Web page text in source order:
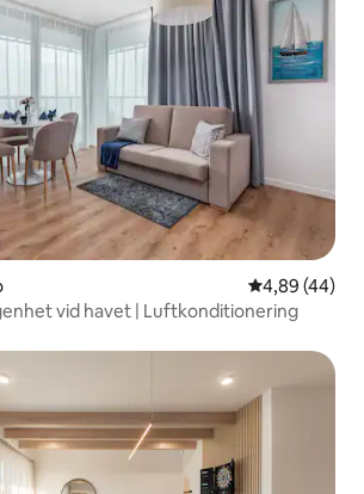
4,89 av 5 i
4,89 (44)
vid havet | Luftkonditionering